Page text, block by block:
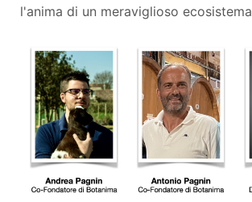
l'anima di un meraviglioso ecosistema